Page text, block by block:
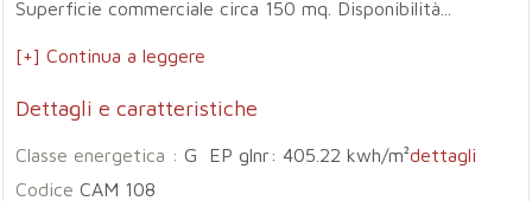
Superficie commerciale circa 150 mq. Disponibilità...
[+] Continua a leggere
Dettagli e caratteristiche
Classe energetica :G EP glnr: 405.22 kwh/m²dettagli
Codice CAM 108